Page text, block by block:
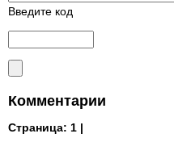
Введите код
Комментарии
Страница: 1 |